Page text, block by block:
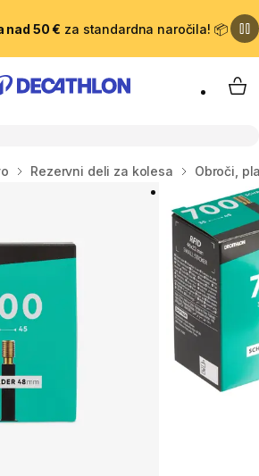
nad 50 € za standardna naročila! 📦
Rezervni deli za kolesa Obroči,